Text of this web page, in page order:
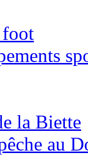
foot
la Biette
au